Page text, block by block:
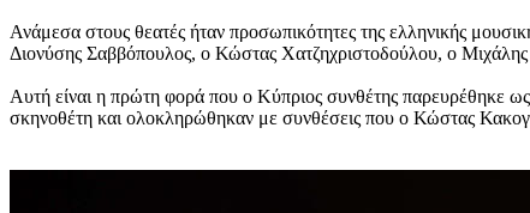
Ανάμεσα στους θεατές ήταν προσωπικότητες της ελληνικής
Διονύσης Σαββόπουλος, ο Κώστας Χατζηχριστοδούλου, ο
Αυτή είναι η πρώτη φορά που ο Κύπριος συνθέτης παρευρέθηκε
σκηνοθέτη και ολοκληρώθηκαν με συνθέσεις που ο Κώστας